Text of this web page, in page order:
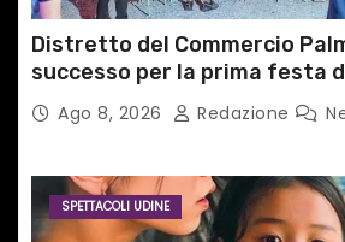
Distretto del Commercio
successo per la prima festa
del territorio
Ago 8, 2026 Redazione
SPETTACOLI UDINE